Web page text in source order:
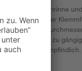
werden Dachrinne
Dank der
werden und
Stutzen passt zu